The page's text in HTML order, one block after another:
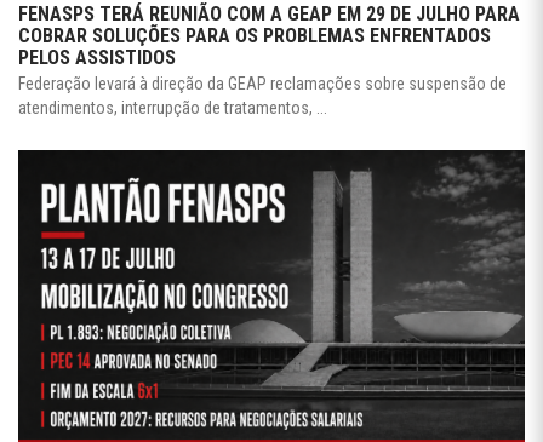
FENASPS TERÁ REUNIÃO COM A GEAP EM 29 DE JULHO PARA
COBRAR SOLUÇÕES PARA OS PROBLEMAS ENFRENTADOS
PELOS ASSISTIDOS
Federação levará à direção da GEAP reclamações sobre suspensão de
atendimentos, interrupção de tratamentos, ...